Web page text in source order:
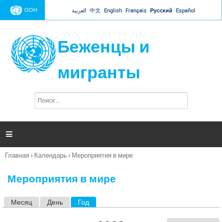
Jump to navigation
ООН العربية 中文 English Français Русский Español
Беженцы и
мигранты
п
и

Вы
Главная › Календарь › Мероприятия в мире
Мероприятия в мире
Месяц День Год